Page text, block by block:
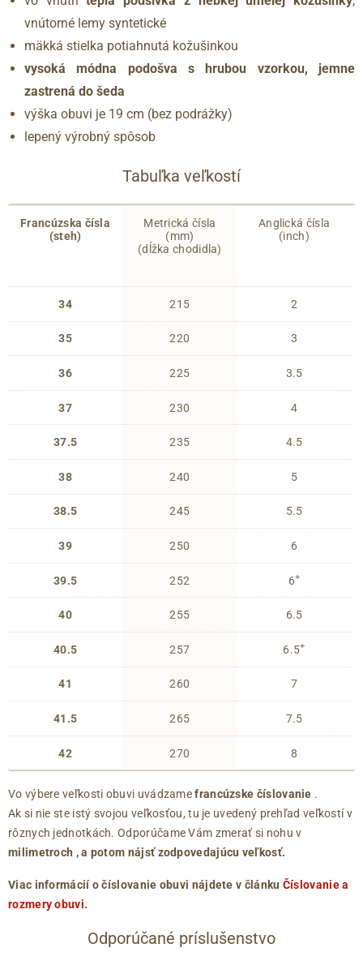
vnútorné lemy syntetické
mäkká stielka potiahnutá kožušinkou
vysoká módna podošva s hrubou vzorkou, jemne
zastrená do šeda
výška obuvi je 19 cm (bez podrážky)
lepený výrobný spôsob
Tabuľka veľkostí
Francúzska čísla
(steh)
34
35
36
37
37.5
38
38.5
39
39.5
40
40.5
41
41.5
42
Metrická čísla
(mm)
(dĺžka chodidla)
215
220
225
230
235
240
245
250
252
255
257
260
265
270
Anglická čísla
(inch)
2
3
3.5
4
4.5
5
5.5
6
6+
6.5
6.5+
7
7.5
8
Vo výbere veľkosti obuvi uvádzamefrancúzske číslovanie .
Ak si nie ste istý svojou veľkosťou, tu je uvedený prehľad veľkostí v
rôznych jednotkách. Odporúčame Vám zmerať si nohu v
milimetroch , a potom nájsť zodpovedajúcu veľkosť.
Viac informácií o číslovanie obuvi nájdete v článku Číslovanie a
rozmery obuvi.
Odporúčané príslušenstvo